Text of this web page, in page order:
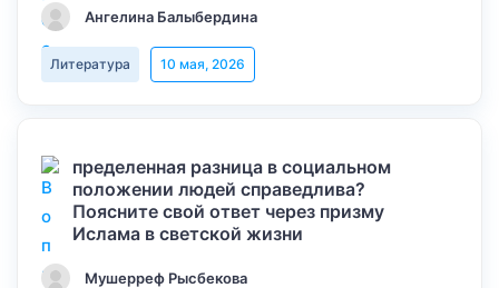
Ангелина Балыбердина
Литература 10 мая, 2026
пределенная разница в социальном
положении людей справедлива?
Поясните свой ответ через призму
Ислама в светской жизни
Мушерреф Рысбекова